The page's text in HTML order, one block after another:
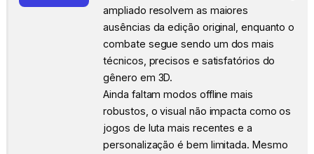
ampliado resolvem as maiores
ausências da edição original, enquanto o
combate segue sendo um dos mais
técnicos, precisos e satisfatórios do
gênero em 3D.
Ainda faltam modos offline mais
robustos, o visual não impacta como os
jogos de luta mais recentes e a
personalização é bem limitada. Mesmo